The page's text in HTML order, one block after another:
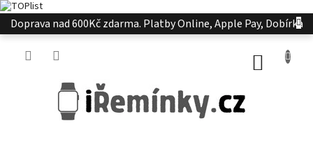
Přejít
na
Doprava nad 600Kč zdarma. Platby Online, Apple Pay, Dobírka